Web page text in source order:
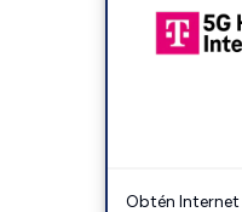
Obtén